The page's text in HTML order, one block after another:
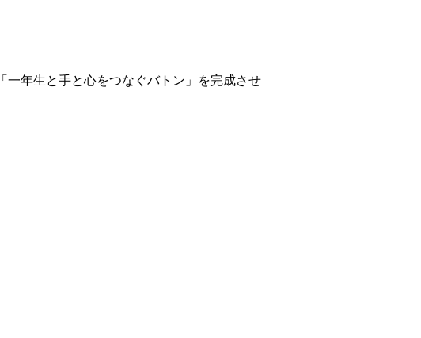
年生と手と心をつなぐバトン」を完成させ